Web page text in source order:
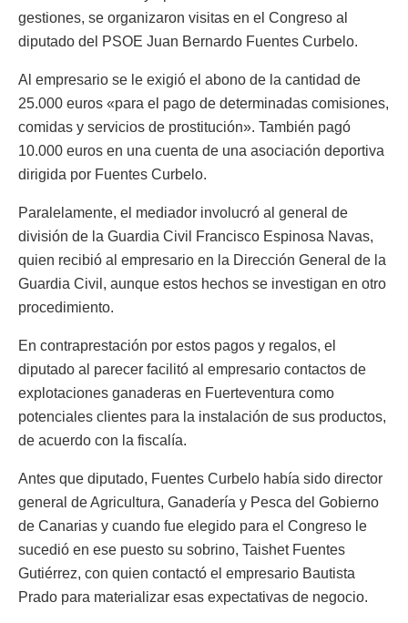
gestiones, se organizaron visitas en el Congreso al
diputado del PSOE Juan Bernardo Fuentes Curbelo.
Al empresario se le exigió el abono de la cantidad de
25.000 euros «para el pago de determinadas comisiones,
comidas y servicios de prostitución». También pagó
10.000 euros en una cuenta de una asociación deportiva
dirigida por Fuentes Curbelo.
Paralelamente, el mediador involucró al general de
división de la Guardia Civil Francisco Espinosa Navas,
quien recibió al empresario en la Dirección General de la
Guardia Civil, aunque estos hechos se investigan en otro
procedimiento.
En contraprestación por estos pagos y regalos, el
diputado al parecer facilitó al empresario contactos de
explotaciones ganaderas en Fuerteventura como
potenciales clientes para la instalación de sus productos,
de acuerdo con la fiscalía.
Antes que diputado, Fuentes Curbelo había sido director
general de Agricultura, Ganadería y Pesca del Gobierno
de Canarias y cuando fue elegido para el Congreso le
sucedió en ese puesto su sobrino, Taishet Fuentes
Gutiérrez, con quien contactó el empresario Bautista
Prado para materializar esas expectativas de negocio.